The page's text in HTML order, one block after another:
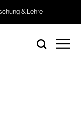
& Lehre